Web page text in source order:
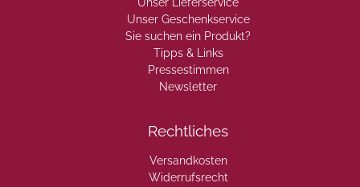
Unser Geschenkservice
Sie suchen ein Produkt?
Tipps & Links
Pressestimmen
Newsletter
Rechtliches
Versandkosten
Widerrufsrecht